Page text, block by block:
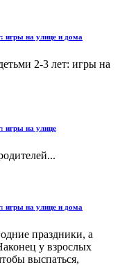
игры на улице и дома
2-3 лет: игры на
игры на улице
игры на улице и дома
праздники, а
у взрослых
выспаться,